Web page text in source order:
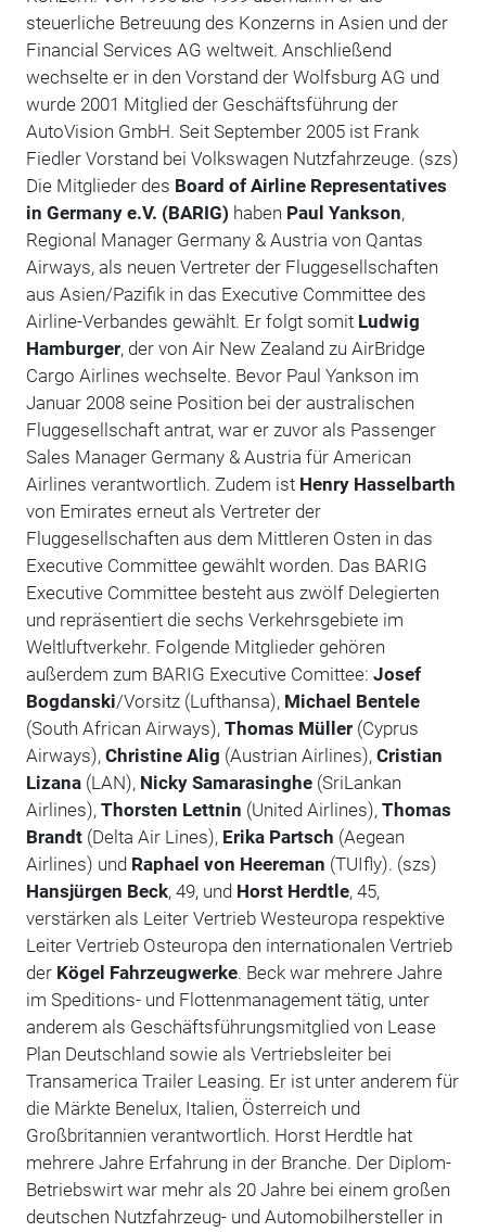
steuerliche Betreuung des Konzerns in Asien und der
Financial Services AG weltweit. Anschließend
wechselte er in den Vorstand der Wolfsburg AG und
wurde 2001 Mitglied der Geschäftsführung der
AutoVision GmbH. Seit September 2005 ist Frank
Fiedler Vorstand bei Volkswagen Nutzfahrzeuge. (szs)
Die Mitglieder des Board of Airline Representatives
in Germany e.V. (BARIG) haben Paul Yankson,
Regional Manager Germany & Austria von Qantas
Airways, als neuen Vertreter der Fluggesellschaften
aus Asien/Pazifik in das Executive Committee des
Airline-Verbandes gewählt. Er folgt somit Ludwig
Hamburger, der von Air New Zealand zu AirBridge
Cargo Airlines wechselte. Bevor Paul Yankson im
Januar 2008 seine Position bei der australischen
Fluggesellschaft antrat, war er zuvor als Passenger
Sales Manager Germany & Austria für American
Airlines verantwortlich. Zudem ist Henry Hasselbarth
von Emirates erneut als Vertreter der
Fluggesellschaften aus dem Mittleren Osten in das
Executive Committee gewählt worden. Das BARIG
Executive Committee besteht aus zwölf Delegierten
und repräsentiert die sechs Verkehrsgebiete im
Weltluftverkehr. Folgende Mitglieder gehören
außerdem zum BARIG Executive Comittee: Josef
Bogdanski/Vorsitz (Lufthansa), Michael Bentele
(South African Airways), Thomas Müller(Cyprus
Airways), Christine Alig (Austrian Airlines), Cristian
Lizana(LAN), Nicky Samarasinghe(SriLankan
Airlines), Thorsten Lettnin (United Airlines), Thomas
Brandt(Delta Air Lines), Erika Partsch (Aegean
Airlines) und Raphael von Heereman (TUIfly). (szs)
Hansjürgen Beck, 49, und Horst Herdtle, 45,
verstärken als Leiter Vertrieb Westeuropa respektive
Leiter Vertrieb Osteuropa den internationalen Vertrieb
der Kögel Fahrzeugwerke. Beck war mehrere Jahre
im Speditions- und Flottenmanagement tätig, unter
anderem als Geschäftsführungsmitglied von Lease
Plan Deutschland sowie als Vertriebsleiter bei
Transamerica Trailer Leasing. Er ist unter anderem für
die Märkte Benelux, Italien, Österreich und
Großbritannien verantwortlich. Horst Herdtle hat
mehrere Jahre Erfahrung in der Branche. Der Diplom-
Betriebswirt war mehr als 20 Jahre bei einem großen
deutschen Nutzfahrzeug- und Automobilhersteller in